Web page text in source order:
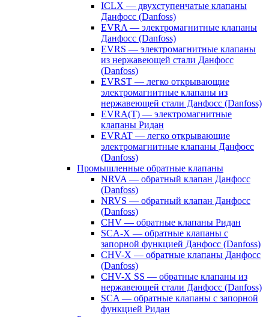
ICLX — двухступенчатые клапаны
Данфосс (Danfoss)
EVRA — электромагнитные клапаны
Данфосс (Danfoss)
EVRS — электромагнитные клапаны
из нержавеющей стали Данфосс
(Danfoss)
EVRST — легко открывающие
электромагнитные клапаны из
нержавеющей стали Данфосс (Danfoss)
EVRA(T) — электромагнитные
клапаны Ридан
EVRAT — легко открывающие
электромагнитные клапаны Данфосс
(Danfoss)
Промышленные обратные клапаны
NRVA — обратный клапан Данфосс
(Danfoss)
NRVS — обратный клапан Данфосс
(Danfoss)
CHV — обратные клапаны Ридан
SCA-X — обратные клапаны с
запорной функцией Данфосс (Danfoss)
CHV-X — обратные клапаны Данфосс
(Danfoss)
CHV-X SS — обратные клапаны из
нержавеющей стали Данфосс (Danfoss)
SCA — обратные клапаны с запорной
функцией Ридан